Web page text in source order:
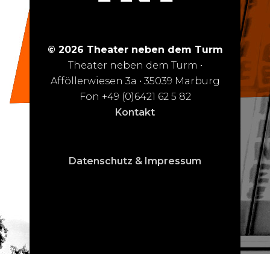
© 2026 Theater neben dem Turm
Theater neben dem Turm •
Afföllerwiesen 3a • 35039 Marburg
Fon +49 (0)6421 62 5 82
Kontakt
Datenschutz & Impressum